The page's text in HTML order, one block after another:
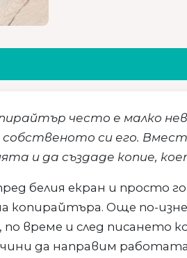
често е малко
си его.
и да създаде копие,
белия екран и просто
копирайтъра. Още по-
време и след писането
да направим работата